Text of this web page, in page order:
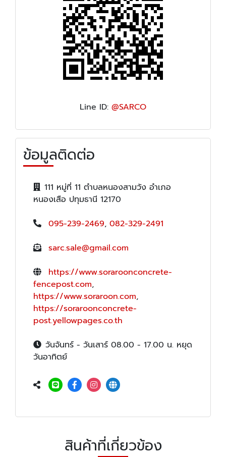
Line ID: @SARCO
ข้อมูลติดต่อ
111 หมู่ที่ 11 ตำบลหนองสามวัง อำเภอ
หนองเสือ ปทุมธานี 12170
095-239-2469, 082-329-2491
sarc.sale@gmail.com
https://www.soraroonconcrete-
fencepost.com,
https://www.soraroon.com,
https://soraroonconcrete-
post.yellowpages.co.th
วันจันทร์ - วันเสาร์ 08.00 - 17.00 น. หยุด
วันอาทิตย์
สินค้าที่เกี่ยวข้อง